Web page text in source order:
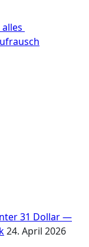
31 Dollar —
24. April 2026